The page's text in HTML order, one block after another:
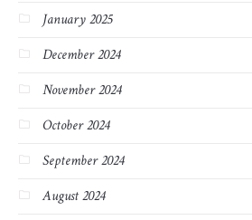
January 2025
December 2024
November 2024
October 2024
September 2024
August 2024